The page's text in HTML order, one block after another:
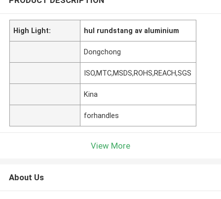
High Light: hul rundstang av aluminium
Dongchong
ISO,MTC,MSDS,ROHS,REACH,SGS
Kina
forhandles
View More
About Us